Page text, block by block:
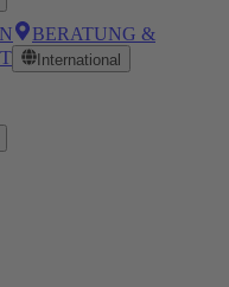
BERATUNG &
International